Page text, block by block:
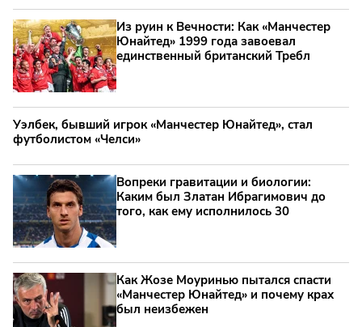
Из руин к Вечности: Как «Манчестер
Юнайтед» 1999 года завоевал
единственный британский Требл
Уэлбек, бывший игрок «Манчестер Юнайтед», стал
футболистом «Челси»
Вопреки гравитации и биологии:
Каким был Златан Ибрагимович до
того, как ему исполнилось 30
Как Жозе Моуринью пытался спасти
«Манчестер Юнайтед» и почему крах
был неизбежен